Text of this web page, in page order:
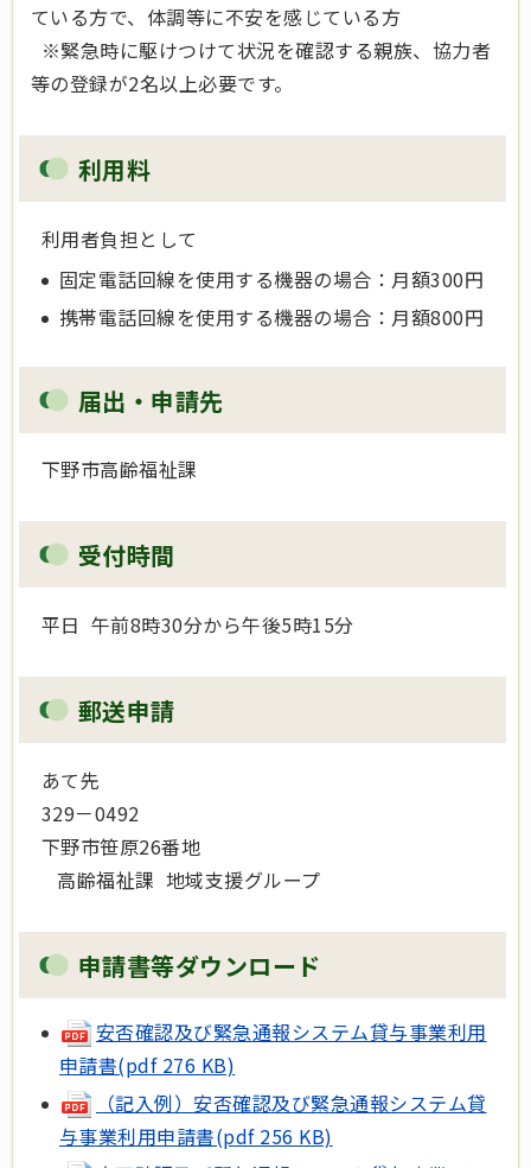
ている方で、体調等に不安を感じている方
※緊急時に駆けつけて状況を確認する親族、協力者
等の登録が2名以上必要です。
利用料
利用者負担として
固定電話回線を使用する機器の場合：月額300円
携帯電話回線を使用する機器の場合：月額800円
届出・申請先
下野市高齢福祉課
受付時間
平日 午前8時30分から午後5時15分
郵送申請
あて先
329－0492
下野市笹原26番地
高齢福祉課 地域支援グループ
申請書等ダウンロード
安否確認及び緊急通報システム貸与事業利用
申請書(pdf 276 KB)
（記入例）安否確認及び緊急通報システム貸
与事業利用申請書(pdf 256 KB)